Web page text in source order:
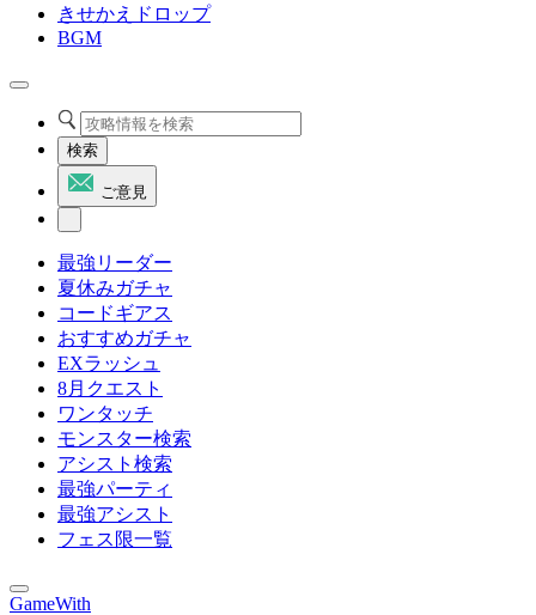
きせかえドロップ
BGM
検索
ご意見
最強リーダー
夏休みガチャ
コードギアス
おすすめガチャ
EXラッシュ
8月クエスト
ワンタッチ
モンスター検索
アシスト検索
最強パーティ
最強アシスト
フェス限一覧
GameWith